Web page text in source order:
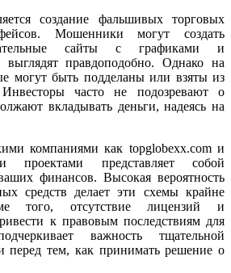
создание фальшивых торговых
Мошенники могут создать
сайты с графиками и
выглядят правдоподобно. Однако на
могут быть подделаны или взяты из
часто не подозревают о
вкладывать деньги, надеясь на
компаниями как topglobexx.com и
проектами представляет собой
финансов. Высокая вероятность
средств делает эти схемы крайне
того, отсутствие лицензий и
к правовым последствиям для
важность тщательной
перед тем, как принимать решение о